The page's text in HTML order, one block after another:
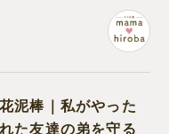
花泥棒｜私がやった
た友達の弟を守る